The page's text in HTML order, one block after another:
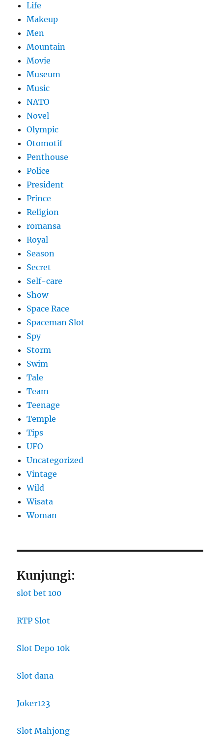
Life
Makeup
Men
Mountain
Movie
Museum
Music
NATO
Novel
Olympic
Otomotif
Penthouse
Police
President
Prince
Religion
romansa
Royal
Season
Secret
Self-care
Show
Space Race
Spaceman Slot
Spy
Storm
Swim
Tale
Team
Teenage
Temple
Tips
UFO
Uncategorized
Vintage
Wild
Wisata
Woman
Kunjungi:
slot bet 100
RTP Slot
Slot Depo 10k
Slot dana
Joker123
Slot Mahjong